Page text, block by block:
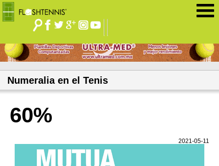
Numeralia en el Tenis
60%
2021-05-11